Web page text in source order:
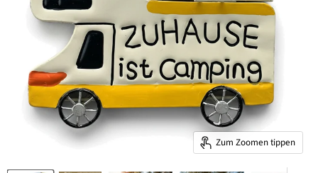
Zum Zoomen tippen